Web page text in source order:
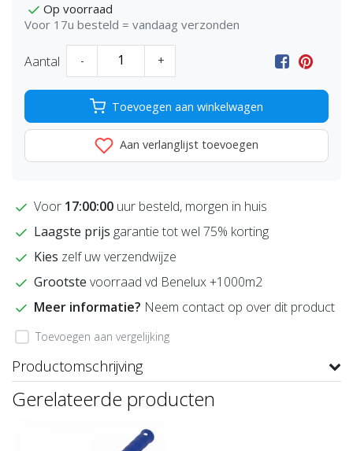
Op voorraad
Voor 17u besteld = vandaag verzonden
Aantal - +
Toevoegen aan winkelwagen
Aan verlanglijst toevoegen
Voor 17:00:00 uur besteld, morgen in huis
Laagste prijs garantie tot wel 75% korting
Kies zelf uw verzendwijze
Grootste voorraad vd Benelux +1000m2
Meer informatie? Neem contact op over dit product
Toevoegen aan vergelijking
Productomschrijving
Gerelateerde producten